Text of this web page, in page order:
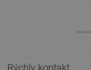
Rýchly kontakt